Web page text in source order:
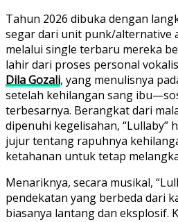
Tahun 2026 dibuka dengan
segar dari unit punk/alternative
melalui single terbaru mereka
lahir dari proses personal
Dila Gozali, yang menulisnya
setelah kehilangan sang
terbesarnya. Berangkat dari
dipenuhi kegelisahan, “Lullaby”
jujur tentang rapuhnya
ketahanan untuk tetap
Menariknya, secara musikal,
pendekatan yang berbeda dari
biasanya lantang dan eksplosif.